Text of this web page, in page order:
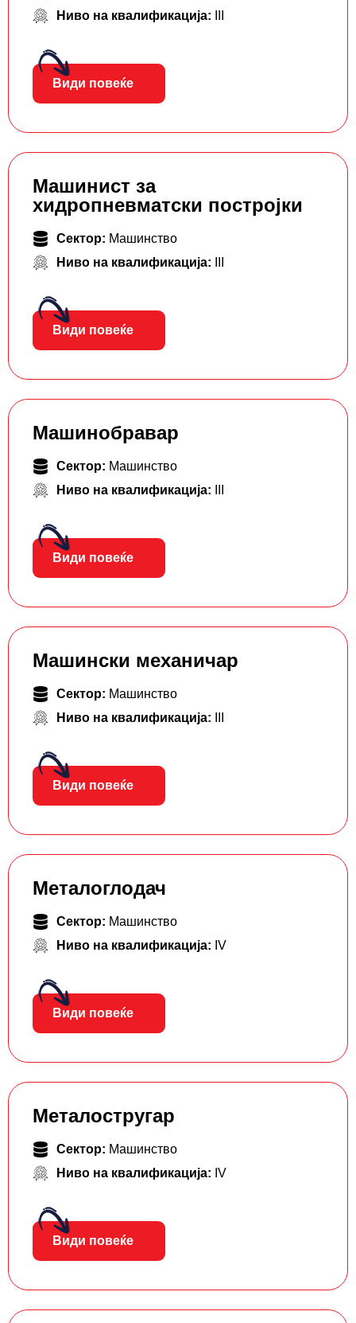
Ниво на квалификација:
Види повеќе
Машинист за
хидропневматски постројки
Сектор: Машинство
Ниво на квалификација:
Види повеќе
Машинобравар
Сектор: Машинство
Ниво на квалификација:
Види повеќе
Машински механичар
Сектор: Машинство
Ниво на квалификација:
Види повеќе
Металоглодач
Сектор: Машинство
Ниво на квалификација: IV
Види повеќе
Металостругар
Сектор: Машинство
Ниво на квалификација: IV
Види повеќе